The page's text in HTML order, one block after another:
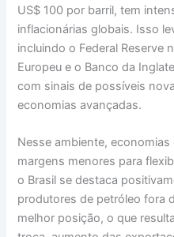
US$ 100 por barril, tem
inflacionárias globais. Isso
incluindo o Federal Reserve
Europeu e o Banco da
com sinais de possíveis
economias avançadas.
Nesse ambiente,
margens menores para
o Brasil se destaca
produtores de petróleo fora
melhor posição, o que